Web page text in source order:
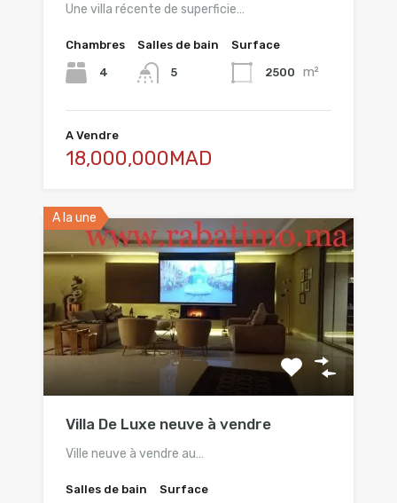
Une villa récente de superficie…
Chambres
4
Salles de bain
5
Surface
2500 m²
A Vendre
18,000,000MAD
A la une
Villa De Luxe neuve à vendre
Ville neuve à vendre au…
Salles de bain Surface